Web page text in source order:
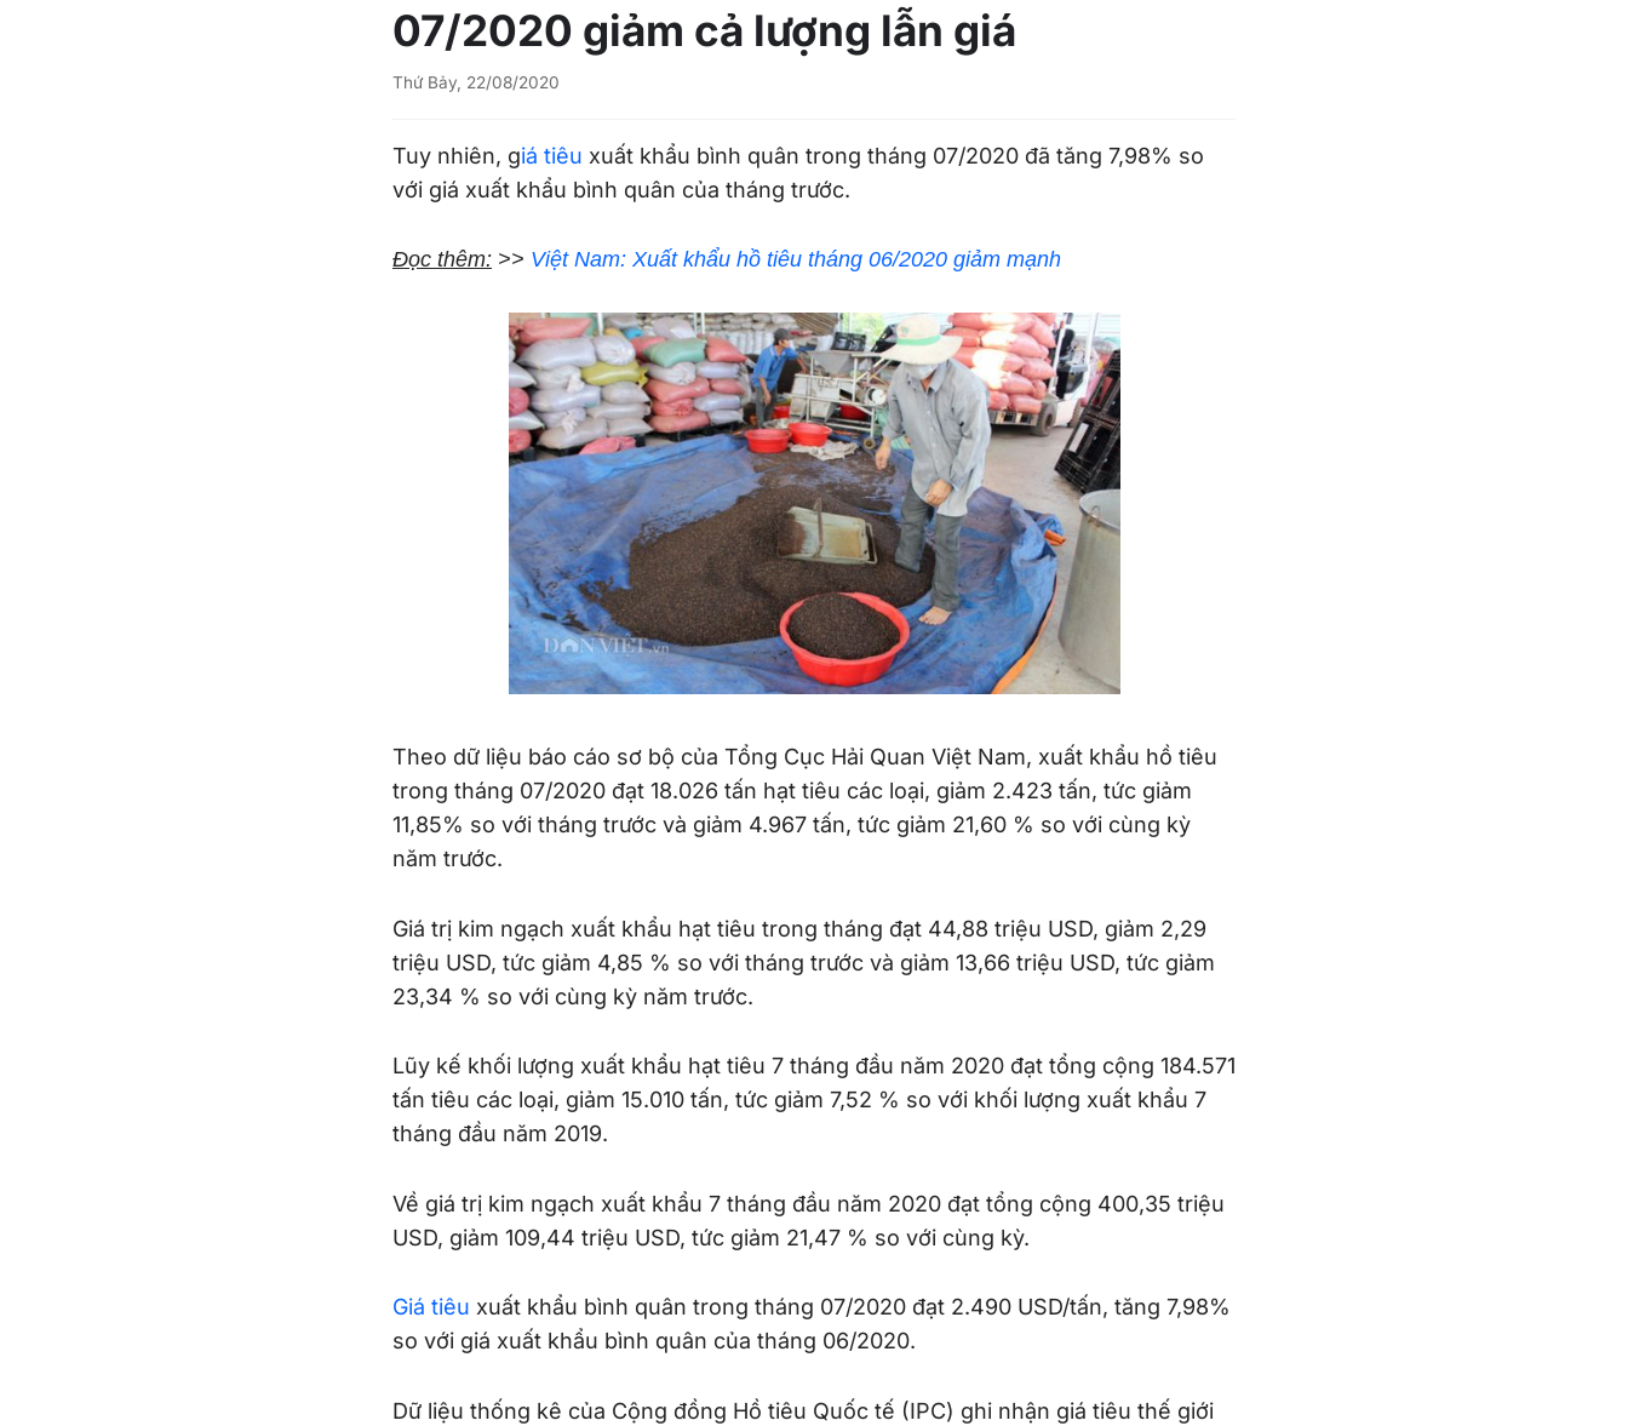
07/2020 giảm cả lượng lẫn giá
Thứ Bảy, 22/08/2020
Tuy nhiên, giá tiêu xuất khẩu bình quân trong tháng 07/2020 đã tăng 7,98% so
với giá xuất khẩu bình quân của tháng trước.
Đọc thêm: >> Việt Nam: Xuất khẩu hồ tiêu tháng 06/2020 giảm mạnh
Theo dữ liệu báo cáo sơ bộ của Tổng Cục Hải Quan Việt Nam, xuất khẩu hồ tiêu
trong tháng 07/2020 đạt 18.026 tấn hạt tiêu các loại, giảm 2.423 tấn, tức giảm
11,85% so với tháng trước và giảm 4.967 tấn, tức giảm 21,60 % so với cùng kỳ
năm trước.
Giá trị kim ngạch xuất khẩu hạt tiêu trong tháng đạt 44,88 triệu USD, giảm 2,29
triệu USD, tức giảm 4,85 % so với tháng trước và giảm 13,66 triệu USD, tức giảm
23,34 % so với cùng kỳ năm trước.
Lũy kế khối lượng xuất khẩu hạt tiêu 7 tháng đầu năm 2020 đạt tổng cộng 184.571
tấn tiêu các loại, giảm 15.010 tấn, tức giảm 7,52 % so với khối lượng xuất khẩu 7
tháng đầu năm 2019.
Về giá trị kim ngạch xuất khẩu 7 tháng đầu năm 2020 đạt tổng cộng 400,35 triệu
USD, giảm 109,44 triệu USD, tức giảm 21,47 % so với cùng kỳ.
Giá tiêu xuất khẩu bình quân trong tháng 07/2020 đạt 2.490 USD/tấn, tăng 7,98%
so với giá xuất khẩu bình quân của tháng 06/2020.
Dữ liệu thống kê của Cộng đồng Hồ tiêu Quốc tế (IPC) ghi nhận giá tiêu thế giới